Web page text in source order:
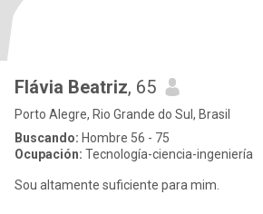
Flávia Beatriz, 65
Porto Alegre, Rio Grande do Sul, Brasil
Buscando: Hombre 56 - 75
Ocupación: Tecnología-ciencia-ingeniería
Sou altamente suficiente para mim.